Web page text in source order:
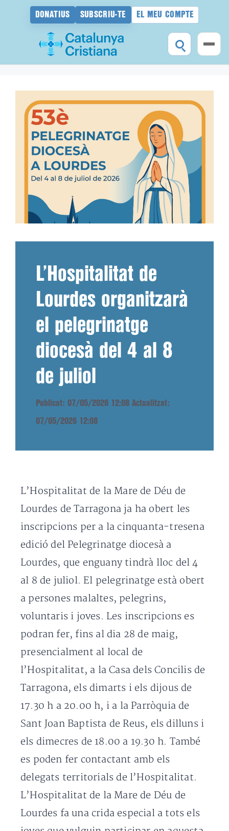
DONATIUS SUBSCRIU-TE EL MEU COMPTE
L’Hospitalitat de
Lourdes organitzarà
el pelegrinatge
diocesà del 4 al 8
de juliol
Publicat: 07/05/2026 12:08 Actualitzat:
07/05/2026 12:08
L’Hospitalitat de la Mare de Déu de
Lourdes de Tarragona ja ha obert les
inscripcions per a la cinquanta-tresena
edició del Pelegrinatge diocesà a
Lourdes, que enguany tindrà lloc del 4
al 8 de juliol. El pelegrinatge està obert
a persones malaltes, pelegrins,
voluntaris i joves. Les inscripcions es
podran fer, fins al dia 28 de maig,
presencialment al local de
l’Hospitalitat, a la Casa dels Concilis de
Tarragona, els dimarts i els dijous de
17.30 h a 20.00 h, i a la Parròquia de
Sant Joan Baptista de Reus, els dilluns i
els dimecres de 18.00 a 19.30 h. També
es poden fer contactant amb els
delegats territorials de l’Hospitalitat.
L’Hospitalitat de la Mare de Déu de
Lourdes fa una crida especial a tots els